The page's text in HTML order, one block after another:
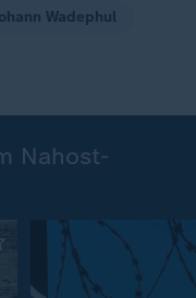
Wadephul
Nahost-